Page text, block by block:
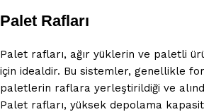
Palet Rafları
Palet rafları, ağır yüklerin ve paletli
için idealdir. Bu sistemler, genellikle
paletlerin raflara yerleştirildiği ve
Palet rafları, yüksek depolama